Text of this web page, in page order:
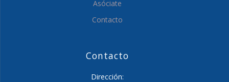
Asóciate
Contacto
Contacto
Dirección: